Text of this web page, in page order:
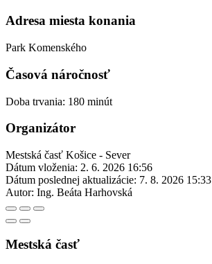
Adresa miesta konania
Park Komenského
Časová náročnosť
Doba trvania: 180 minút
Organizátor
Mestská časť Košice - Sever
Dátum vloženia: 2. 6. 2026 16:56
Dátum poslednej aktualizácie: 7. 8. 2026 15:33
Autor: Ing. Beáta Harhovská
Mestská časť